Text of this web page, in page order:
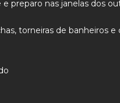
preparo nas janelas dos
torneiras de banheiros e